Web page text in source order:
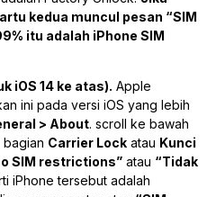
kedua muncul pesan “SIM
itu adalah iPhone SIM
iOS 14 ke atas). Apple
ini pada versi iOS yang lebih
> About. scroll ke bawah
bagian Carrier Lock atau Kunci
SIM restrictions” atau “Tidak
iPhone tersebut adalah